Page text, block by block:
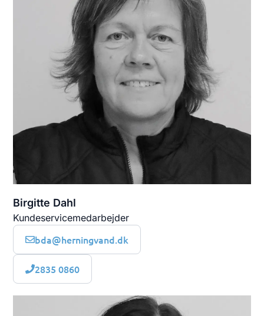
Birgitte Dahl
Kundeservicemedarbejder
bda@herningvand.dk
2835 0860